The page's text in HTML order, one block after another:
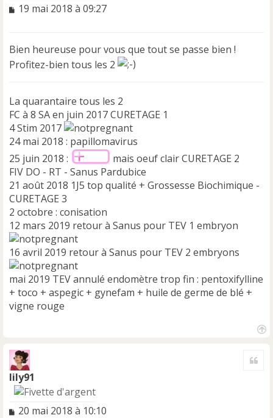
M
s
a
g
o
n
l
u
19 mai 2018 à 09:27
Bien heureuse pour vous que tout se passe bien !
Profitez-bien tous les 2
La quarantaire tous les 2
FC à 8 SA en juin 2017 CURETAGE 1
4 Stim 2017
24 mai 2018 : papillomavirus
25 juin 2018 :
mais oeuf clair CURETAGE 2
FIV DO - RT - Sanus Pardubice
21 août 2018 1J5 top qualité + Grossesse Biochimique -
CURETAGE 3
2 octobre : conisation
12 mars 2019 retour à Sanus pour TEV 1 embryon
16 avril 2019 retour à Sanus pour TEV 2 embryons
mai 2019 TEV annulé endomètre trop fin : pentoxifylline
+ toco + aspegic + gynefam + huile de germe de blé +
vigne rouge
lily91
M
20 mai 2018 à 10:10